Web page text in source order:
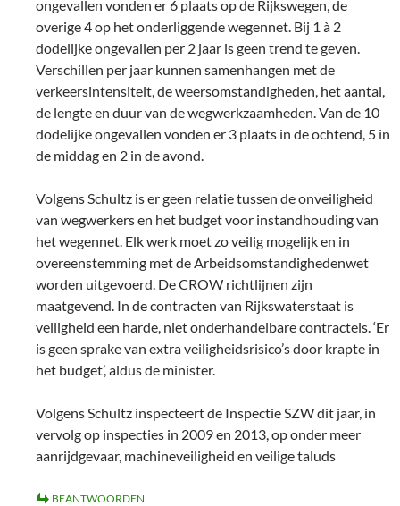
ongevallen vonden er 6 plaats op de Rijkswegen, de
overige 4 op het onderliggende wegennet. Bij 1 à 2
dodelijke ongevallen per 2 jaar is geen trend te geven.
Verschillen per jaar kunnen samenhangen met de
verkeersintensiteit, de weersomstandigheden, het aantal,
de lengte en duur van de wegwerkzaamheden. Van de 10
dodelijke ongevallen vonden er 3 plaats in de ochtend, 5 in
de middag en 2 in de avond.
Volgens Schultz is er geen relatie tussen de onveiligheid
van wegwerkers en het budget voor instandhouding van
het wegennet. Elk werk moet zo veilig mogelijk en in
overeenstemming met de Arbeidsomstandighedenwet
worden uitgevoerd. De CROW richtlijnen zijn
maatgevend. In de contracten van Rijkswaterstaat is
veiligheid een harde, niet onderhandelbare contracteis. ‘Er
is geen sprake van extra veiligheidsrisico’s door krapte in
het budget’, aldus de minister.
Volgens Schultz inspecteert de Inspectie SZW dit jaar, in
vervolg op inspecties in 2009 en 2013, op onder meer
aanrijdgevaar, machineveiligheid en veilige taluds
BEANTWOORDEN